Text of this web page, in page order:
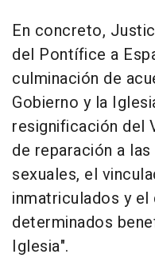
En concreto,
del Pontífice a
culminación de
Gobierno y la
resignificación del
de reparación a
sexuales, el
inmatriculados y el
determinados
Iglesia".